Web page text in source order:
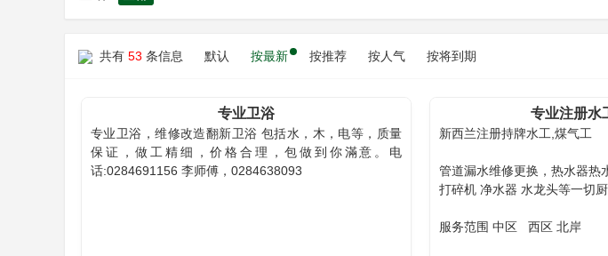
共有 53 条信息 默认 按最新 按推荐 按人气 按将到期
专业卫浴
专业卫浴，维修改造翻新卫浴 包括水，木，电等，质量
保证，做工精细，价格合理，包做到你滿意。电
话:0284691156 李师傅，0284638093
专业注册水
新西兰注册持牌水工,煤气工
管道漏水维修更换，热水器热
打碎机 净水器 水龙头等一切
服务范围 中区 西区 北岸